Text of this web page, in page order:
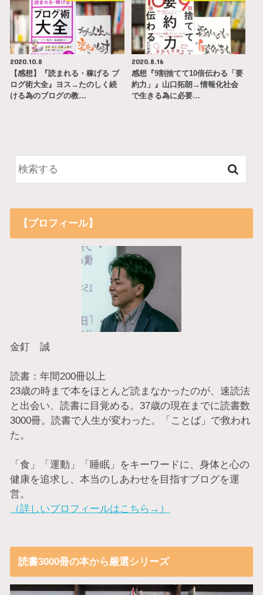
2020.10.8
【感想】『読まれる・稼げる ブ
ログ術大全』ヨス→たのしく続
ける為のブログの教…
2020.8.16
感想『9割捨てて10倍伝わる「要
約力」』山口拓朗→情報化社会
で生きる為に必要…
【プロフィール】
金釘 誠
読書：年間200冊以上
23歳の時まで本をほとんど読まなかったのが、速読法
と出会い、読書に目覚める。37歳の現在までに読書数
3000冊。読書で人生が変わった。「ことば」で救われ
た。
「食」「運動」「睡眠」をキーワードに、身体と心の
健康を追求し、本当のしあわせを目指すブログを運
営。
（詳しいプロフィールはこちら→）
読書3000冊の本から厳選シリーズ